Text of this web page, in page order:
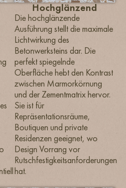
Hochglänzend
Die hochglänzende
Ausführung stellt die maximale
Lichtwirkung des
Betonwerksteins dar. Die
perfekt spiegelnde
Oberfläche hebt den Kontrast
zwischen Marmorkörnung
und der Zementmatrix hervor.
Sie ist für
Repräsentationsräume,
Boutiquen und private
Residenzen geeignet, wo
Design Vorrang vor
Rutschfestigkeitsanforderungen
hat.